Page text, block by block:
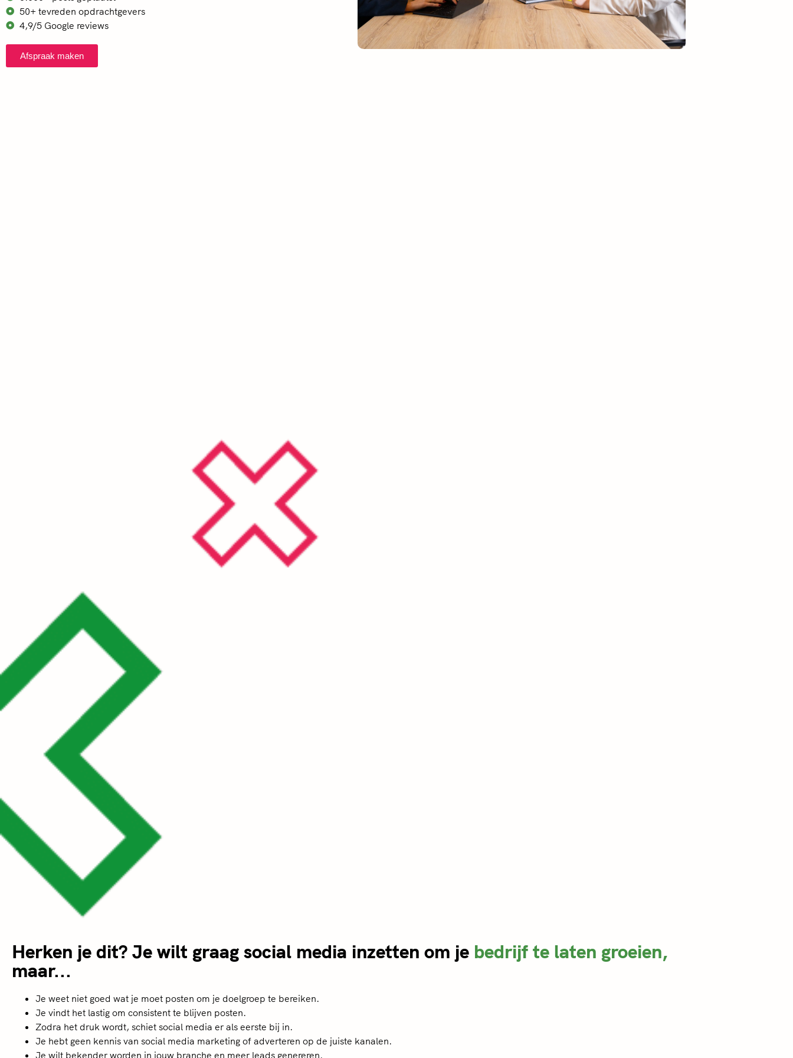
50+ tevreden opdrachtgevers
4,9/5 Google reviews
Afspraak maken
Herken je dit? Je wilt graag social media inzetten om je bedrijf te laten groeien,
maar...
Je weet niet goed wat je moet posten om je doelgroep te bereiken.
Je vindt het lastig om consistent te blijven posten.
Zodra het druk wordt, schiet social media er als eerste bij in.
Je hebt geen kennis van social media marketing of adverteren op de juiste kanalen.
Je wilt bekender worden in jouw branche en meer leads genereren.